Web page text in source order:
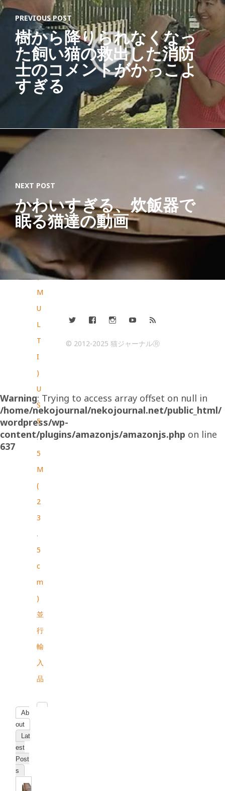
コ
限
定
キ
ャ
ス
ー
マ
ル
チ
(
M
U
L
T
I
)
U
S
5
.
5
M
(
2
3
.
5
c
m
)
並
行
輸
入
品
Ab
out
Lat
est
Post
s
PREVIOUS POST
樹から降りられなくなっ
た飼い猫の救出した消防
士のコメントがかっこよ
すぎる
NEXT POST
かわいすぎる、炊飯器で
眠る猫達の動画
© 2012-2025 猫ジャーナルⓇ
Warning: Trying to access array offset on null in
/home/nekojournal/nekojournal.net/public_html/
wordpress/wp-
content/plugins/amazonjs/amazonjs.php on line
637